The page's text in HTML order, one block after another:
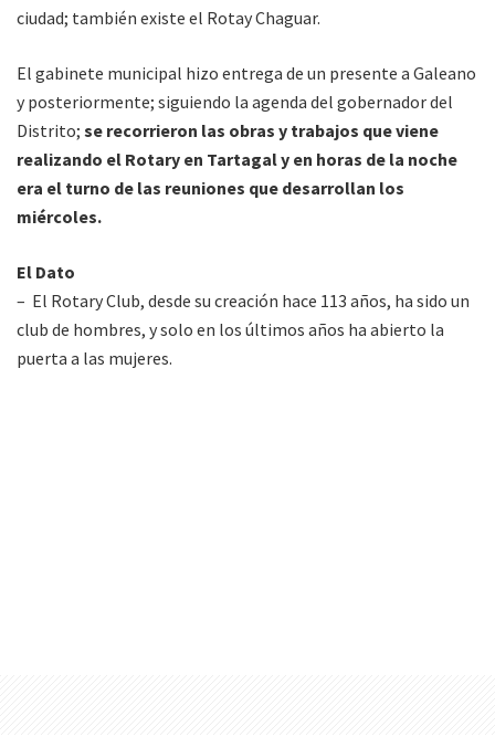
ciudad; también existe el Rotay Chaguar.
El gabinete municipal hizo entrega de un presente a Galeano
y posteriormente; siguiendo la agenda del gobernador del
Distrito; se recorrieron las obras y trabajos que viene
realizando el Rotary en Tartagal y en horas de la noche
era el turno de las reuniones que desarrollan los
miércoles.
El Dato
– El Rotary Club, desde su creación hace 113 años, ha sido un
club de hombres, y solo en los últimos años ha abierto la
puerta a las mujeres.